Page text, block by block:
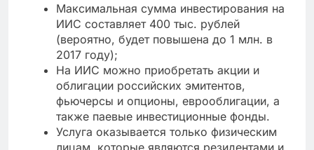
Максимальная сумма инвестирования на
ИИС составляет 400 тыс. рублей
(вероятно, будет повышена до 1 млн. в
2017 году);
На ИИС можно приобретать акции и
облигации российских эмитентов,
фьючерсы и опционы, еврооблигации, а
также паевые инвестиционные фонды.
Услуга оказывается только физическим
лицам, которые являются резидентами и